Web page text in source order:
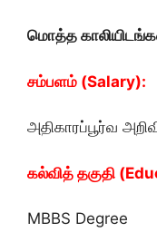
மொத்த
சம்பளம் (Salary):
அதிகாரப்பூர்வ
கல்வித் தகுதி
MBBS Degree